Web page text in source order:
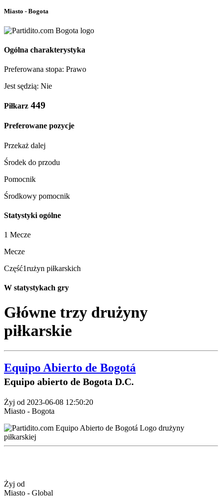
Miasto - Bogota
Ogólna charakterystyka
Preferowana stopa: Prawo
Jest sędzią: Nie
Piłkarz 449
Preferowane pozycje
Przekaż dalej
Środek do przodu
Pomocnik
Środkowy pomocnik
Statystyki ogólne
1 Mecze
Mecze
Część1rużyn piłkarskich
W statystykach gry
Główne trzy drużyny
piłkarskie
Equipo Abierto de Bogotá
Equipo abierto de Bogota D.C.
Żyj od 2023-06-08 12:50:20
Miasto - Bogota
Żyj od
Miasto - Global